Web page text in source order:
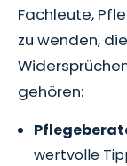
Fachleute,
zu wenden,
gehören:
wertvolle